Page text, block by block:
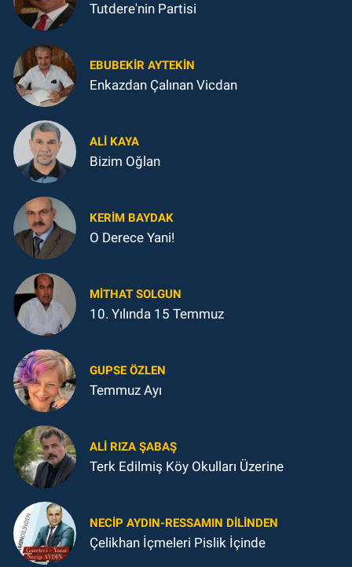
Tutdere'nin Partisi
EBUBEKIR AYTEKIN
Enkazdan Çalınan Vicdan
ALI KAYA
Bizim Oğlan
KERIM BAYDAK
O Derece Yani!
MITHAT SOLGUN
10. Yılında 15 Temmuz
GUPSE ÖZLEN
Temmuz Ayı
ALI RIZA ŞABAŞ
Terk Edilmiş Köy Okulları Üzerine
NECIP AYDIN-RESSAMIN DILINDEN
Çelikhan İçmeleri Pislik İçinde